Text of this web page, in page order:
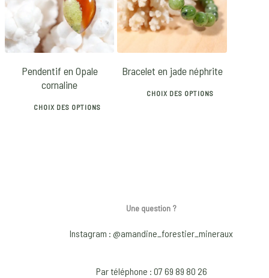
variants.
The
options
may
be
chosen
on
variants.
The
options
may
be
Pendentif en Opale
cornaline
CHOIX DES OPTIONS
may
Bracelet en jade néphrite
CHOIX DES OPTIONS
options
be
on
Une question ?
Instagram : @amandine_forestier_mineraux
Par téléphone : 07 69 89 80 26